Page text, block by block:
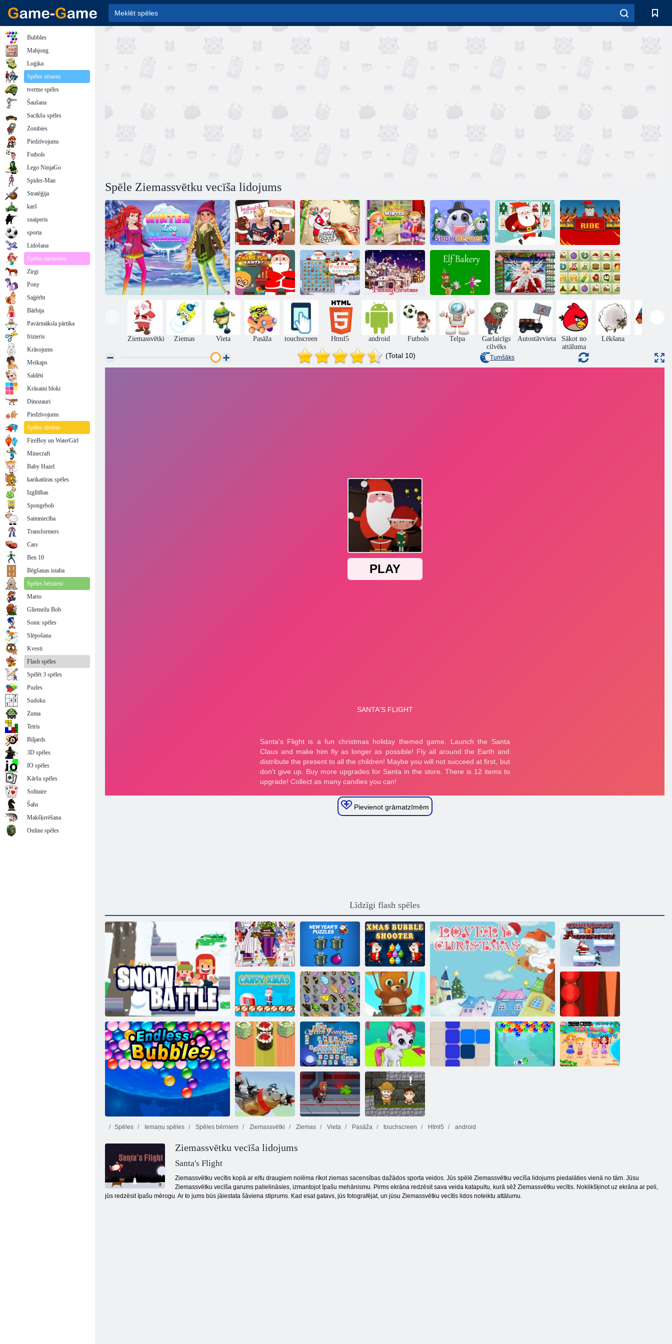
Spēle Ziemassvētku vecīša lidojums
InstaGirls
Ziemassvētku
saģērbt
Santa
Ziemassvētku
krāsošana
Baby Hazel
ziemas mode
Sniega varoņi. io
Ziemassvētku
atmiņas kartes
Ziemassvētku
brauciens
Paldies
Ziemassvētku
vecītim
Ziemassvētku
saskaņošana
Fantāzijas
Ziemassvētki
Elfu maiznīca
Ziemassvētku
vecīša Real
frizūras
Ziemassvētku
Mahjong
Connect pāri
Ziemassvētki Ziemas Vieta Pasāža touchscreen Html5 android Futbols Telpa
Garlaicīgs
cilvēks
Autostāvvieta
Sākot no
attāluma
Lēkšana
(Total 10) Tumšāks
Pievienot grāmatzīmēm
Līdzīgi flash spēles
Sniega kaujas
Baltā
Ziemassvētku
puse
Jaungada mīklas
Ziemassvētku
burbulis šāvēja
Ziemassvētku
piedzīvojums
Konfekšu
Ziemassvētki
Tauriņš kyodai
Burbuļu šāvējs
bezgalīgs
Backgammon
Classic
Suši
backgammon
Mahjong
Fortuna
Burbulis Gemes
Varonīgs pilots
Spēles Iemaņu spēles Spēles bērniem Ziemassvētki Ziemas Vieta Pasāža touchscreen Html5 android
Ziemassvētku vecīša lidojums
Santa's Flight
Ziemassvētku vecītis kopā ar elfu draugiem nolēma rīkot ziemas sacensības dažādos sporta veidos. Jūs spēlē Ziemassvētku vecīša lidojums piedalāties vienā no tām. Jūsu
Ziemassvētku vecīša garums palielināsies, izmantojot īpašu mehānismu. Pirms ekrāna redzēsit sava veida katapultu, kurā sēž Ziemassvētku vecītis. Noklikšķinot uz ekrāna ar peli,
jūs redzēsit īpašu mērogu. Ar to jums būs jāiestata šāviena stiprums. Kad esat gatavs, jūs fotografējat, un jūsu Ziemassvētku vecītis lidos noteiktu attālumu.
Bubbles
Mahjong
Loģika
Spēles zēniem
tvertne spēles
Šaušana
Sacīkšu spēles
Zombies
Piedzīvojums
Futbols
Lego NinjaGo
Spider-Man
Stratēģija
karš
snaiperis
sporta
Lidošana
Spēles meitenēm
Zirgi
Pony
Saģērbt
Bārbija
Pavārmāksla pārtika
frizieris
Krāsojums
Meikaps
Saldēti
Krāsaini bloki
Dinozauri
Piedzīvojums
Spēles diviem
FireBoy un WaterGirl
Minecraft
Baby Hazel
karikatūras spēles
Izglītības
Spongebob
Saimniecība
Transformers
Cars
Ben 10
Bēgšanas istaba
Spēles bērniem
Mario
Gliemežu Bob
Sonic spēles
Slēpošana
Kvesti
Flash spēles
Spēlēt 3 spēles
Puzles
Sudoku
Zuma
Tetris
Biljards
3D spēles
IO spēles
Kāršu spēles
Solitaire
Šahs
Makšķerēšana
Online spēles